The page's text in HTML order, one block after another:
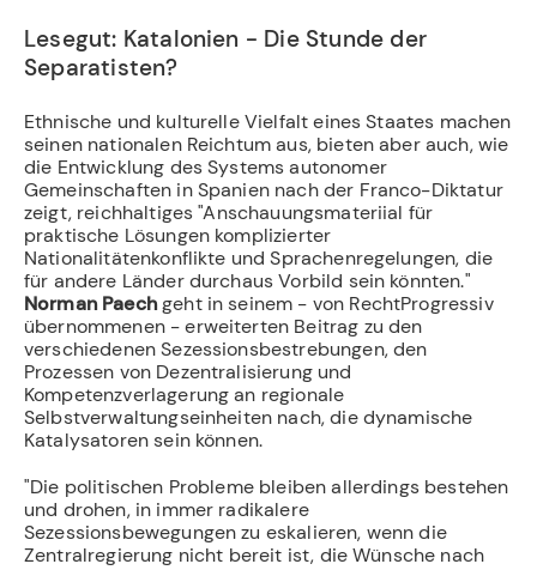
Lesegut: Katalonien - Die Stunde der
Separatisten?
Ethnische und kulturelle Vielfalt eines Staates machen
seinen nationalen Reichtum aus, bieten aber auch, wie
die Entwicklung des Systems autonomer
Gemeinschaften in Spanien nach der Franco-Diktatur
zeigt, reichhaltiges "Anschauungsmateriial für
praktische Lösungen komplizierter
Nationalitätenkonflikte und Sprachenregelungen, die
für andere Länder durchaus Vorbild sein könnten."
Norman Paechgeht in seinem - von RechtProgressiv
übernommenen - erweiterten Beitrag zu den
verschiedenen Sezessionsbestrebungen, den
Prozessen von Dezentralisierung und
Kompetenzverlagerung an regionale
Selbstverwaltungseinheiten nach, die dynamische
Katalysatoren sein können.
"Die politischen Probleme bleiben allerdings bestehen
und drohen, in immer radikalere
Sezessionsbewegungen zu eskalieren, wenn die
Zentralregierung nicht bereit ist, die Wünsche nach